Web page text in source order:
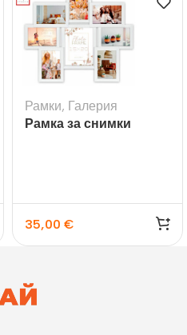
Рамки, Галерия
Рамка за снимки
35,00 €